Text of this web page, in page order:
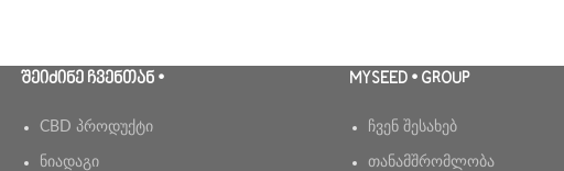
ᲨᲔᲘᲫᲘᲜᲔ ᲩᲕᲔᲜᲗᲐᲜ •
CBD პროდუქტი
ნიადაგი
MYSEED • GROUP
ჩვენ შესახებ
თანამშრომლობა